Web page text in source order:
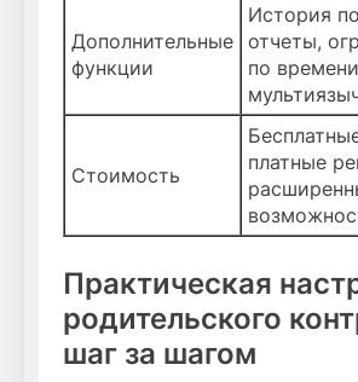
Дополнительные
функции
История
отчеты,
по
Стоимость
платные
Практическая
родительского
шаг за шагом